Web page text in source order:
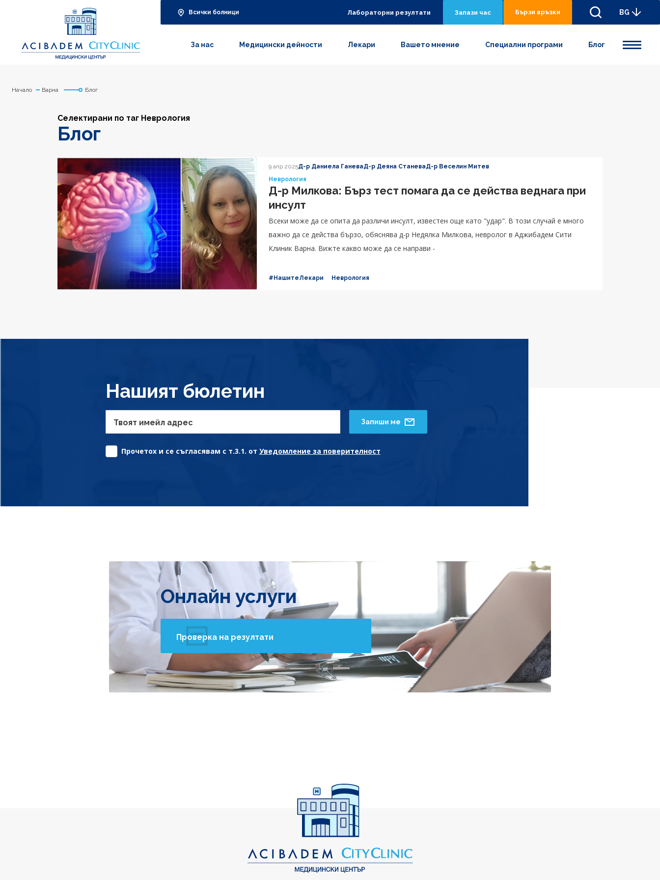
Всички болници Лабораторни резултати Запази час Бързи връзки BG
За нас Медицински дейности Лекари Вашето мнениe Специални програми Блог
Начало Варна Блог
Селектирани по таг Неврология
Блог
9 апр 2025Д-р Даниела ГаневаД-р Деяна СтаневаД-р Веселин Митев
Неврология
Д-р Милкова: Бърз тест помага да се действа веднага при
инсулт
Всеки може да се опита да различи инсулт, известен още като "удар". В този случай е много
важно да се действа бързо, обяснява д-р Недялка Милкова, невролог в Аджибадем Сити
Клиник Варна. Вижте какво може да се направи -
#НашитеЛекари Неврология
Нашият бюлетин
Твоят имейл адрес
Прочетох и се съгласявам с т.3.1. от Уведомление за поверителност
Запиши ме
Онлайн услуги
Проверка на резултати